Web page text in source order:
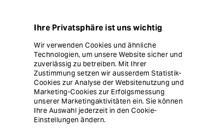
Ihre Privatsphäre ist uns wichtig
Wir verwenden Cookies und ähnliche
Technologien, um unsere Website sicher und
zuverlässig zu betreiben. Mit Ihrer
Zustimmung setzen wir ausserdem Statistik-
Cookies zur Analyse der Websitenutzung und
Marketing-Cookies zur Erfolgsmessung
unserer Marketingaktivitäten ein. Sie können
Ihre Auswahl jederzeit in den Cookie-
Einstellungen ändern.